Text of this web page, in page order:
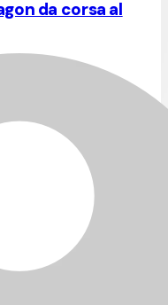
da corsa al